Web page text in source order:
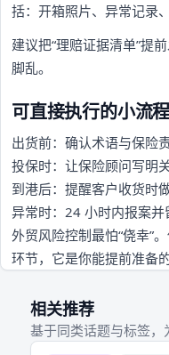
括：开箱照片、异常记录
建议把“理赔证据清单”提
脚乱。
可直接执行的小流程
出货前：确认术语与保险责
投保时：让保险顾问写明
到港后：提醒客户收货时
异常时：24 小时内报案并
外贸风险控制最怕“侥幸”
环节，它是你能提前准备
相关推荐
基于同类话题与标签，